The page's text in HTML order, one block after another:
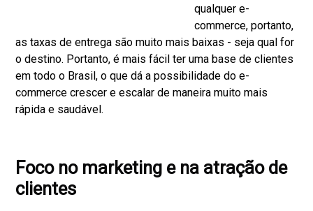
qualquer e-
commerce, portanto,
as taxas de entrega são muito mais baixas - seja qual for
o destino. Portanto, é mais fácil ter uma base de clientes
em todo o Brasil, o que dá a possibilidade do e-
commerce crescer e escalar de maneira muito mais
rápida e saudável.
Foco no marketing e na atração de
clientes